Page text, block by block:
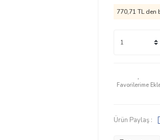
770,71 TL den
Ürün Paylaş :